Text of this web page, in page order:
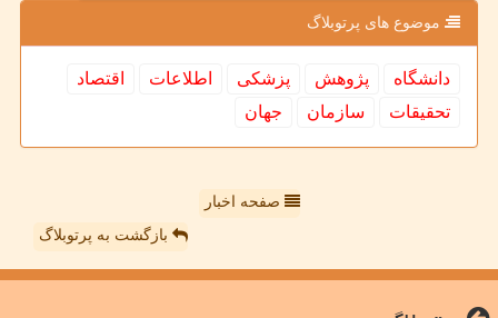
موضوع های پرتوبلاگ
دانشگاه پژوهش پزشكی اطلاعات
اقتصاد
تحقیقات
سازمان جهان
صفحه اخبار
بازگشت به پرتوبلاگ